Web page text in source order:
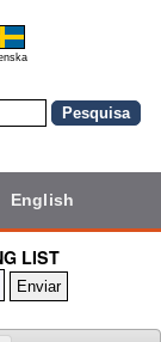
English
LIST